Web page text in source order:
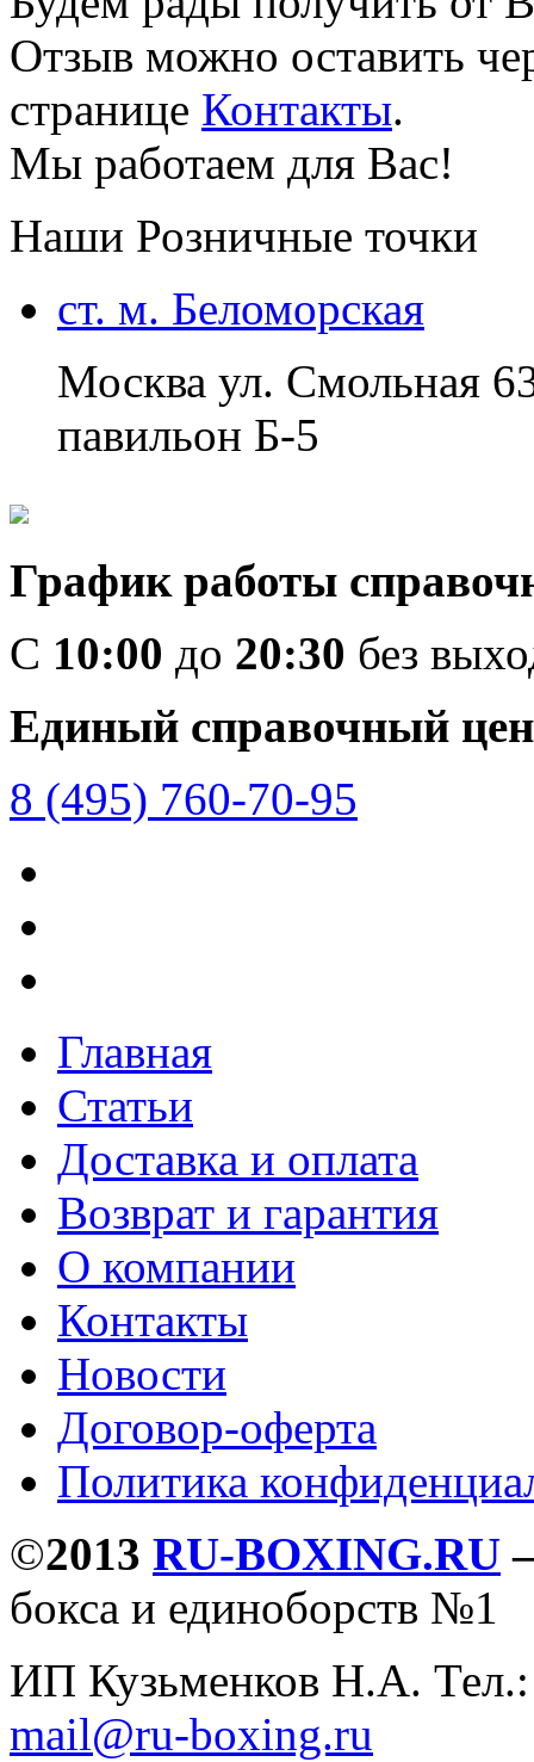
Отзыв можно оставить
странице Контакты.
Мы работаем для Вас!
Наши Розничные точки
ст. м. Беломорская
Москва ул. Смольная
павильон Б-5
График работы
C 10:00 до 20:30 без
Единый справочный
8 (495) 760-70-95
Главная
Статьи
Доставка и оплата
Возврат и гарантия
О компании
Контакты
Новости
Договор-оферта
Политика
©2013 RU-BOXING.RU
бокса и единоборств №1
ИП Кузьменков Н.А.
mail@ru-boxing.ru